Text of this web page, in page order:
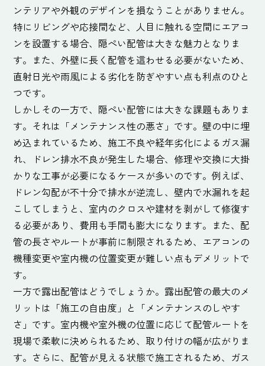
ンテリアや外観のデザインを損なうことがありません。
特にリビングや応接間など、人目に触れる空間にエアコ
ンを設置する場合、隠ぺい配管は大きな魅力となりま
す。また、外壁に長く配管を這わせる必要がないため、
直射日光や雨風による劣化を防ぎやすい点も利点のひと
つです。
しかしその一方で、隠ぺい配管には大きな課題もありま
す。それは「メンテナンス性の悪さ」です。壁の中に埋
め込まれているため、施工不良や経年劣化によるガス漏
れ、ドレン排水不良が発生した場合、修理や交換に大掛
かりな工事が必要になるケースが多いのです。例えば、
ドレン勾配が不十分で排水が逆流し、壁内で水漏れを起
こしてしまうと、室内のクロスや建材を剥がして修復す
る必要があり、費用も手間も膨大になります。また、配
管の長さやルートが事前に制限されるため、エアコンの
機種変更や室内機の位置変更が難しい点もデメリットで
す。
一方で露出配管はどうでしょうか。露出配管の最大のメ
リットは「施工の自由度」と「メンテナンスのしやす
さ」です。室内機や室外機の位置に応じて配管ルートを
現場で柔軟に決められるため、取り付けの幅が広がりま
す。さらに、配管が見える状態で施工されるため、ガス